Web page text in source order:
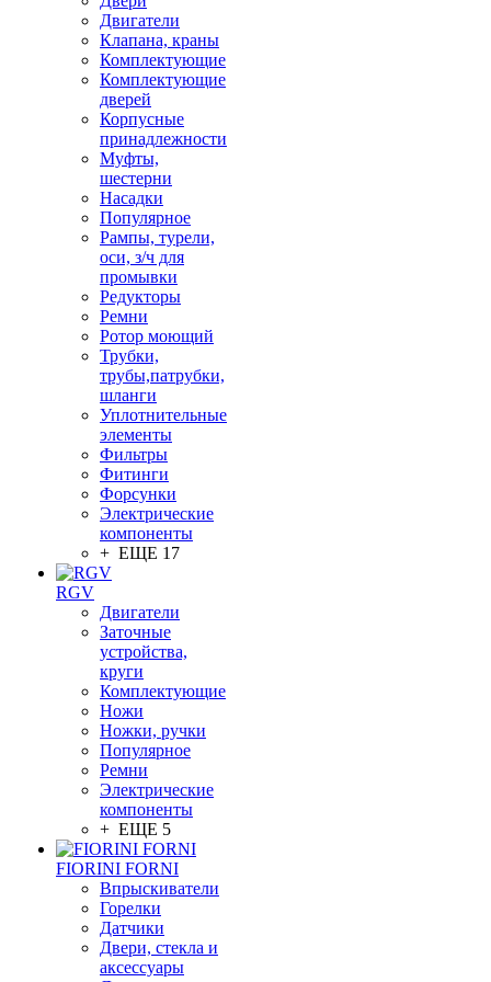
Двигатели
Клапана, краны
Комплектующие
Комплектующие
дверей
Корпусные
принадлежности
Муфты,
шестерни
Насадки
Популярное
Рампы, турели,
оси, з/ч для
промывки
Редукторы
Ремни
Ротор моющий
Трубки,
трубы,патрубки,
шланги
Уплотнительные
элементы
Фильтры
Фитинги
Форсунки
Электрические
компоненты
+ ЕЩЕ 17
RGV
Двигатели
Заточные
устройства,
круги
Комплектующие
Ножи
Ножки, ручки
Популярное
Ремни
Электрические
компоненты
+ ЕЩЕ 5
FIORINI FORNI
Впрыскиватели
Горелки
Датчики
Двери, стекла и
аксессуары